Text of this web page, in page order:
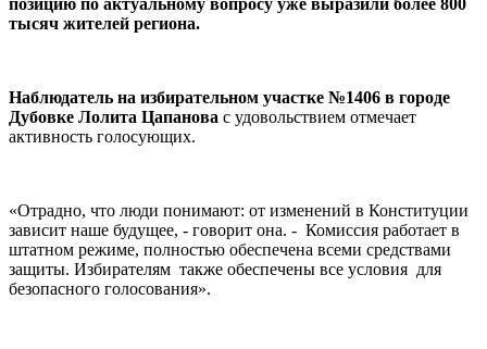
тысяч жителей региона.
Наблюдатель на избирательном участке №1406 в городе
Дубовке Лолита Цапанова с удовольствием отмечает
активность голосующих.
«Отрадно, что люди понимают: от изменений в Конституции
зависит наше будущее, - говорит она. - Комиссия работает в
штатном режиме, полностью обеспечена всеми средствами
защиты. Избирателям также обеспечены все условия для
безопасного голосования».